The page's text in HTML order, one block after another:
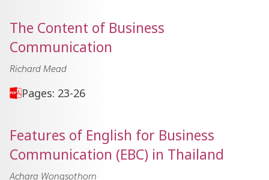
The Content of Business
Communication
Richard Mead
Pages: 23-26
Features of English for Business
Communication (EBC) in Thailand
Achara Wongsothorn